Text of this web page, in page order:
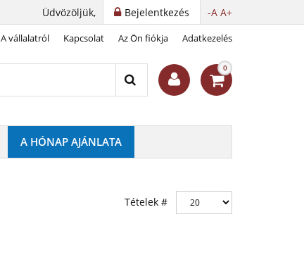
-A A+
Bejelentkezés
Üdvözöljük,
A vállalatról Kapcsolat Az Ön fiókja Adatkezelés
0
A HÓNAP AJÁNLATA
Tételek #